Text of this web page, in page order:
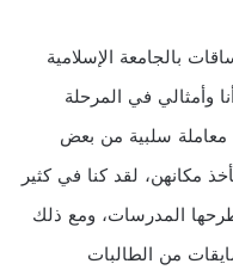
بالجامعة الإسلامية
وأمثالي في المرحلة
معاملة سلبية من بعض
مكانهن، لقد كنا في كثير
المدرسات، ومع ذلك
من الطالبات